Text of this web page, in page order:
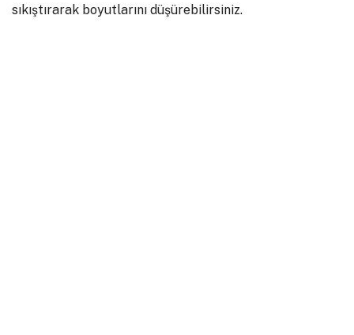
sıkıştırarak boyutlarını düşürebilirsiniz.